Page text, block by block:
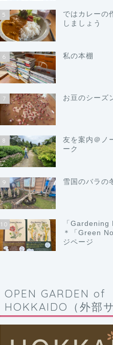
5
ではカレーの
しましょう
6 私の本棚
7 お豆のシーズ
8
友を案内＠ノ
ーク
9 雪国のバラの
10
「Gardening
＊「Green
ジページ
OPEN GARDEN of
HOKKAIDO（外部